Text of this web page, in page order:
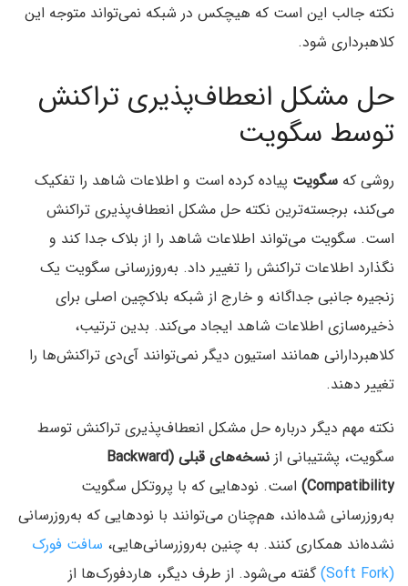
نکته جالب این است که هیچکس در شبکه نمی‌تواند متوجه این
کلاهبرداری شود.
حل مشکل انعطاف‌پذیری تراکنش
توسط سگویت
روشی که سگویت پیاده کرده است و اطلاعات شاهد را تفکیک
می‌کند، برجسته‌ترین نکته حل مشکل انعطاف‌پذیری تراکنش
است. سگویت می‌تواند اطلاعات شاهد را از بلاک جدا کند و
نگذارد اطلاعات تراکنش را تغییر داد. به‌روزرسانی سگویت یک
زنجیره جانبی جداگانه و خارج از شبکه بلاکچین اصلی برای
ذخیره‌سازی اطلاعات شاهد ایجاد می‌کند. بدین ترتیب،
کلاهبردارانی همانند استیون دیگر نمی‌توانند آی‌دی تراکنش‌ها را
تغییر دهند.
نکته مهم دیگر درباره حل مشکل انعطاف‌پذیری تراکنش توسط
سگویت، پشتیبانی از
نسخه‌های قبلی (Backward
Compatibility) است. نودهایی که با پروتکل سگویت
به‌روزرسانی شده‌اند، هم‌چنان می‌توانند با نودهایی که به‌روزرسانی
نشده‌اند همکاری کنند. به چنین به‌روزرسانی‌هایی، سافت فورک
(Soft Fork)
گفته می‌شود. از طرف دیگر، هاردفورک‌ها از